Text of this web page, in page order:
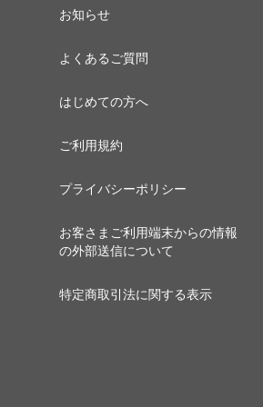
お知らせ
よくあるご質問
はじめての方へ
ご利用規約
プライバシーポリシー
お客さまご利用端末からの情報
の外部送信について
特定商取引法に関する表示